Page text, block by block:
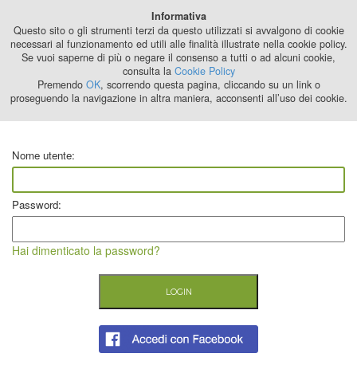
2024
Nome utente:
Password:
Hai dimenticato la password?
Informativa
Questo sito o gli strumenti terzi da questo utilizzati si avvalgono di cookie
necessari al funzionamento ed utili alle finalità illustrate nella cookie policy.
Se vuoi saperne di più o negare il consenso a tutti o ad alcuni cookie,
consulta la Cookie Policy
Premendo OK, scorrendo questa pagina, cliccando su un link o
proseguendo la navigazione in altra maniera, acconsenti all’uso dei cookie.